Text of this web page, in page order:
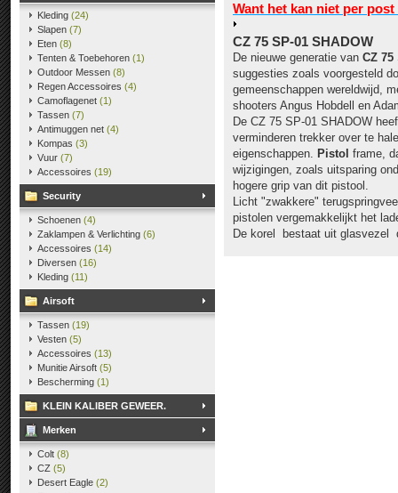
Kleding (24)
Slapen (7)
Eten (8)
Tenten & Toebehoren (1)
Outdoor Messen (8)
Regen Accessoires (4)
Camoflagenet (1)
Tassen (7)
Antimuggen net (4)
Kompas (3)
Vuur (7)
Accessoires (19)
Security
Schoenen (4)
Zaklampen & Verlichting (6)
Accessoires (14)
Diversen (16)
Kleding (11)
Airsoft
Tassen (19)
Vesten (5)
Accessoires (13)
Munitie Airsoft (5)
Bescherming (1)
KLEIN KALIBER GEWEER.
Merken
Colt (8)
CZ (5)
Desert Eagle (2)
Want het kan niet per
CZ 75 SP-01 SHADOW
De nieuwe generatie van CZ 75
suggesties zoals voorgesteld
gemeenschappen wereldwijd,
shooters Angus Hobdell en
De CZ 75 SP-01 SHADOW
verminderen trekker over te
eigenschappen. Pistol frame,
wijzigingen, zoals uitsparing
hogere grip van dit pistool.
Licht "zwakkere"
pistolen vergemakkelijkt het
De korel bestaat uit glasvezel